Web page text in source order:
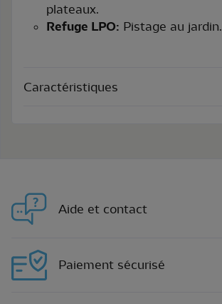
plateaux.
Refuge LPO: Pistage au jardin.
Caractéristiques
Aide et contact
Paiement sécurisé